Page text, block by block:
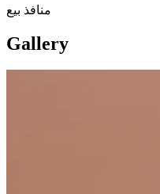
منافذ بيع
Gallery